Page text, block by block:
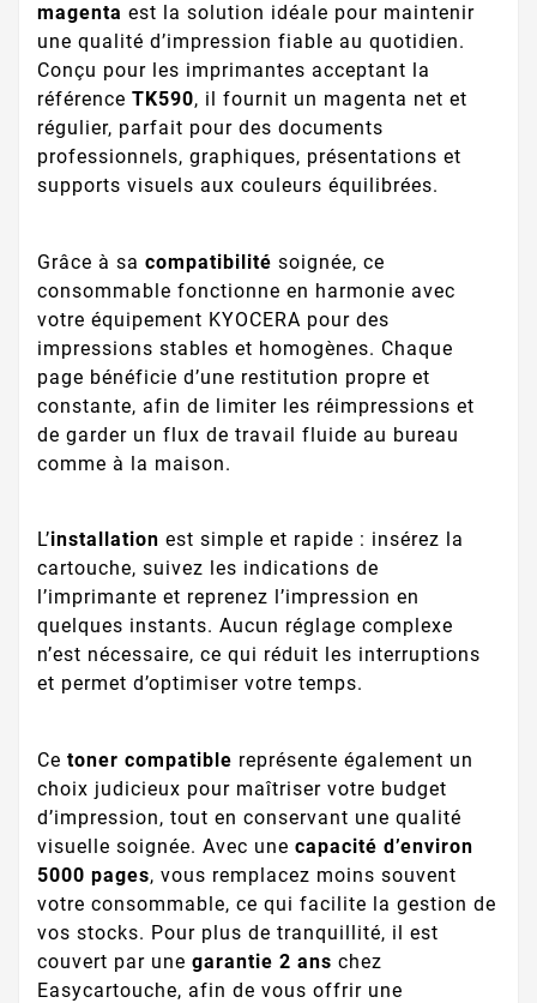
magenta est la solution idéale pour maintenir
une qualité d’impression fiable au quotidien.
Conçu pour les imprimantes acceptant la
référence TK590, il fournit un magenta net et
régulier, parfait pour des documents
professionnels, graphiques, présentations et
supports visuels aux couleurs équilibrées.
Grâce à sa compatibilité soignée, ce
consommable fonctionne en harmonie avec
votre équipement KYOCERA pour des
impressions stables et homogènes. Chaque
page bénéficie d’une restitution propre et
constante, afin de limiter les réimpressions et
de garder un flux de travail fluide au bureau
comme à la maison.
L’installation est simple et rapide : insérez la
cartouche, suivez les indications de
l’imprimante et reprenez l’impression en
quelques instants. Aucun réglage complexe
n’est nécessaire, ce qui réduit les interruptions
et permet d’optimiser votre temps.
Ce toner compatible représente également un
choix judicieux pour maîtriser votre budget
d’impression, tout en conservant une qualité
visuelle soignée. Avec une capacité d’environ
5000 pages, vous remplacez moins souvent
votre consommable, ce qui facilite la gestion de
vos stocks. Pour plus de tranquillité, il est
couvert par une garantie 2 ans chez
Easycartouche, afin de vous offrir une